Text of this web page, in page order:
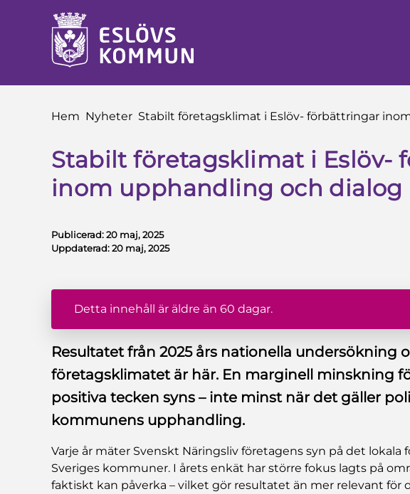
till innehåll
Du är här:
Hem Nyheter Stabilt företagsklimat i Eslöv- förbättringar
Stabilt företagsklimat i Eslöv-
inom upphandling och dialog
Publicerad:20 maj, 2025
Uppdaterad:20 maj, 2025
Detta innehåll är äldre än 60 dagar.
Resultatet från 2025 års nationella undersökning
företagsklimatet är här. En marginell minskning
positiva tecken syns – inte minst när det gäller
kommunens upphandling.
Varje år mäter Svenskt Näringsliv företagens syn på det lokala
Sveriges kommuner. I årets enkät har större fokus lagts på
faktiskt kan påverka – vilket gör resultatet än mer relevant för